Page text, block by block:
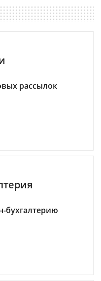
рассылок
бухгалтерию